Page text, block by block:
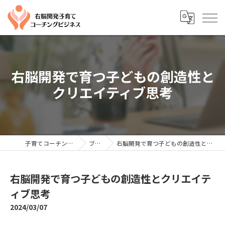
右脳開発で育つ子どもの創造性と
クリエイティブ思考
子育てコーチングならYTC ブログ 右脳開発で育つ子どもの創造性とクリエイティブ思考
右脳開発で育つ子どもの創造性とクリエイテ
ィブ思考
2024/03/07